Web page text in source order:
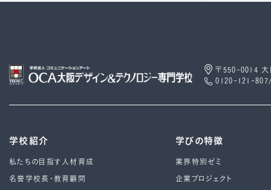
〒550-0014 大
0120-121-
学校紹介
私たちの目指す人材育成
名誉学校長・教育顧問
学びの特徴
業界特別ゼミ
企業プロジェクト